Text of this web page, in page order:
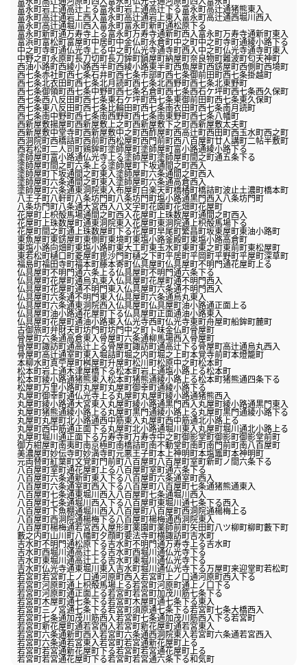
富永町岩上通高辻上る富永町岩上通高辻下る富永町高辻通猪熊東入
富永町高辻通岩上西入富永町高辻通岩上東入富永町高辻通西堀川西入
富永町高辻通堀川西入富永町富永町新町通松原下る
富永町新町通万寿寺上る富永町万寿寺通新町西入富永町万寿寺通新町東入
富浜町富松町富屋町中居町中金仏町永倉町中之町中之町寺町通綾小路下る
中之町寺町通仏光寺上る中之町仏光寺通寺町西入中之町仏光寺通寺町東入
中野之町永原町長刀切町長刀鉾町鍋屋町納屋町奈良物町難波町匂天神町
西油小路町西綾小路西半町西綾小路東半町西魚屋町西錺屋町西側町西境町
西七条赤社町西七条石井町西七条市部町西七条御前田町西七条掛越町
西七条北衣田町西七条北月読町西七条北西野町西七条北東野町
西七条御領町西七条中野町西七条名倉町西七条西石ケ坪町西七条西久保町
西七条西八反田町西七条東石ケ坪町西七条東御前田町西七条東久保町
西七条東八反田町西七条比輪田町西七条南衣田町西七条南月読町
西七条南中野町西七条南西野町西七条南東野町西七条八幡町
西新屋敷揚屋町西新屋敷上之町西新屋敷下之町西新屋敷太夫町
西新屋敷中堂寺町西新屋敷中之町西酢屋町西高辻町西田町西玉水町西之町
西洞院町西橋詰町西前町西松屋町西門前町西八百屋町廿人講町二帖半敷町
西若松町二人司町鶏鉾町塗師屋町塗師屋町富小路通綾小路下る
塗師屋町富小路通仏光寺上る塗師屋町塗師屋町間之町通五条下る
塗師屋町間之町六条上る塗師屋町下坂通間之町西入
塗師屋町下坂通間之町東入塗師屋町六条通間之町西入
塗師屋町六条通間之町東入塗師屋町六条通高倉西入
塗師屋町六条通東洞院東入布屋町白楽天町橋橘町橋詰町波止土濃町橋本町
八王子町八軒町八条坊門町八条坊門町塩小路通黒門西入八条坊門町
八条坊門町八条通大宮西入八文字町花園町花畑町花屋町
花屋町上枳殻馬場通間之町西入花屋町上珠数屋町通間之町西入
花屋町上珠数屋町通東洞院東入花屋町東洞院通上枳殻馬場下る
花屋町間之町通上珠数屋町下る花屋町早尾町繁昌町坂東屋町東油小路町
東魚屋町東錺屋町東側町東境町東塩小路釜殿町東塩小路高倉町
東塩小路向畑町東塩小路町東大工町東玉水町東町東之町東前町東松屋町
東若松町樋口町菱屋町毘沙門町樋之下町平居町平岡町平野町平屋町深草町
福島町福田寺町福本町藤本寄町仏具屋町仏具屋町不明門通花屋町上る
仏具屋町不明門通六条上る仏具屋町不明門通六条下る
仏具屋町花屋町通烏丸東入仏具屋町花屋町通不明門西入
仏具屋町花屋町通不明門東入仏具屋町六条通不明門西入
仏具屋町六条通不明門東入仏具屋町六条通烏丸東入
仏具屋町六条通東洞院西入仏具屋町仏具屋町油小路通正面上る
仏具屋町油小路通花屋町下る仏具屋町正面通油小路東入
仏具屋町花屋町通油小路東入仏光寺西町仏光寺東町舟屋町船鉾町麓町
古御旅町弁財天町坊門町坊門中之町卜味金仏町骨屋町
骨屋町六条通高倉東入骨屋町六条通柳馬場西入骨屋町
骨屋町諏訪町通高辻上る骨屋町諏訪町通高辻下る骨屋町高辻通烏丸西入
骨屋町高辻通室町東入堀詰町堀之内町堀之上町本覚寺前町本燈籠町
本柳水町真苧屋町桝屋町升屋町松川町松原中之町松本町
松本町岩上通木津屋橋下る松本町岩上通塩小路上る松本町
松本町綾小路通猪熊東入松本町猪熊通綾小路上る松本町猪熊通四条下る
松屋町万里小路町丸屋町丸屋町御幸町通綾小路下る
丸屋町御幸町通仏光寺上る丸屋町丸屋町綾小路通猪熊西入
丸屋町綾小路通大宮東入丸屋町綾小路通黒門西入丸屋町綾小路通黒門東入
丸屋町猪熊通綾小路上る丸屋町黒門通綾小路上る丸屋町黒門通綾小路下る
丸屋町丸屋町北小路通西中筋東入丸屋町西中筋通北小路上る
丸屋町西中筋通正面下る丸屋町北小路通堀川東入丸屋町堀川通北小路上る
丸屋町堀川通正面下る万寿寺町万寿寺中之町御影堂町御影町御影堂前町
御方紺屋町南夷町南京極町南橋詰町南不動堂町南町南門前町南八百屋町
美濃屋町妙伝寺町妙満寺町元悪王子町本上神明町本塩竈町本神明町
元両替町紅葉町文覚町門前町八百屋町八百屋町室町新町ノ間六条下る
八百屋町室町通花屋町上る八百屋町室町通六条下る
八百屋町六条通新町東入下る八百屋町六条通室町西入
八百屋町六条通室町西入下る八百屋町八百屋町七条通猪熊通東入
八百屋町七条通東堀川西入八百屋町七条通堀川西入
八百屋町七条通堀川西入下る八百屋町東堀川通七条下る西入
八百屋町下魚棚通堀川西入八百屋町八百屋町西洞院通楊梅上る
八百屋町西洞院通楊梅下る八百屋町楊梅通西洞院東入
八百屋町楊梅通若宮西入屋形町薬園町薬師前町矢田町八ツ柳町柳町藪下町
藪之内町山川町八幡町夕顔町要法寺町横諏訪町吉水町
吉水町不明門通松原下る吉水町不明門通万寿寺上る吉水町
吉水町西堀川通高辻上る吉水町西堀川通仏光寺下る
吉水町東堀川通高辻上る吉水町東堀川通仏光寺下る
吉水町仏光寺通東堀川東入吉水町堀川通仏光寺下る万屋町来迎堂町若松町
若宮町若宮町上ノ口通河原町西入若宮町上ノ口通河原町西入下る
若宮町河原町通上枳殻馬場上る若宮町河原町通上ノ口下る
若宮町河原町通正面上る若宮町若宮町加茂川筋七条下る
若宮町木屋町通七条下る若宮町木屋町通七条下る東入
若宮町三ノ宮通七条下る若宮町須原通七条下る若宮町七条大橋西入
若宮町七条通加茂川筋西入若宮町七条通加茂川筋西入下る若宮町
若宮町新花屋町通若宮西入若宮町新花屋町通若宮東入
若宮町六条通新町西入若宮町六条通西洞院東入若宮町六条通若宮西入
若宮町六条通若宮東入若宮町若宮通新花屋町上る
若宮町若宮通新花屋町下る若宮町若宮通花屋町上る
若宮町若宮通花屋町下る若宮町若宮通六条下る和気町